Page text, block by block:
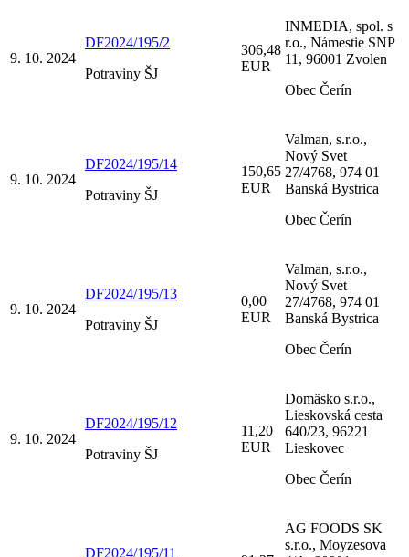
9. 10. 2024
DF2024/195/2
Potraviny ŠJ
306,48
EUR
INMEDIA, spol. s
r.o., Námestie SNP
11, 96001 Zvolen
Obec Čerín
9. 10. 2024
DF2024/195/14
Potraviny ŠJ
150,65
EUR
Valman, s.r.o.,
Nový Svet
27/4768, 974 01
Banská Bystrica
Obec Čerín
9. 10. 2024
DF2024/195/13
Potraviny ŠJ
0,00
EUR
Valman, s.r.o.,
Nový Svet
27/4768, 974 01
Banská Bystrica
Obec Čerín
9. 10. 2024
DF2024/195/12
Potraviny ŠJ
11,20
EUR
Domäsko s.r.o.,
Lieskovská cesta
640/23, 96221
Lieskovec
Obec Čerín
DF2024/195/11
AG FOODS SK
s.r.o., Moyzesova